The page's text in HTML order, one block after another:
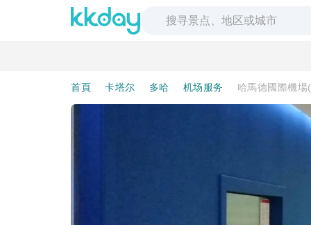
首頁 卡塔尔 多哈 机场服务 哈馬德國際機